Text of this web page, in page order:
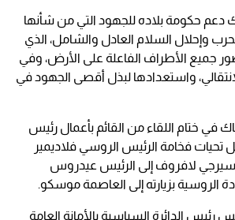
دعم حكومة بلاده للجهود التي من شأنها
وإحلال السلام العادل والشامل، الذي
جميع الأطراف الفاعلة على الأرض، وفي
واستعدادها لبذل أقصى الجهود في
في ختام اللقاء من القائم بأعمال رئيس
تحيات فخامة الرئيس الروسي فلاديمير
سيرجي لافروف إلى الرئيس عيدروس
الروسية بزيارته إلى العاصمة موسكو.
رئيس الدائرة السياسية بالأمانة العامة